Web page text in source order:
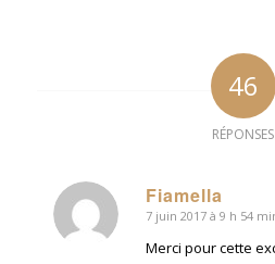
46
RÉPONSES
Fiamella
dit
:
7 juin 2017 à 9 h 54
Merci pour cette